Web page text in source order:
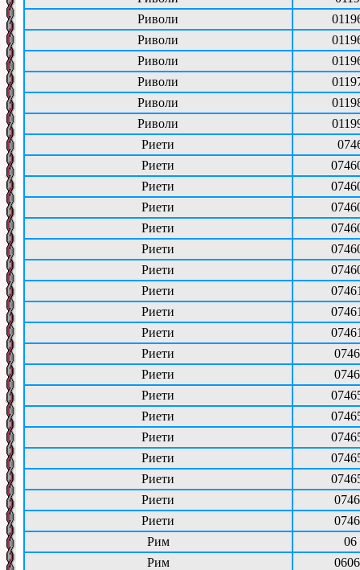
Риволи
Риволи
Риволи
Риволи
Риволи
Риволи
Риети
Риети
Риети
Риети
Риети
Риети
Риети
Риети
Риети
Риети
Риети
Риети
Риети
Риети
Риети
Риети
Риети
Риети
Риети
Рим
06
Рим